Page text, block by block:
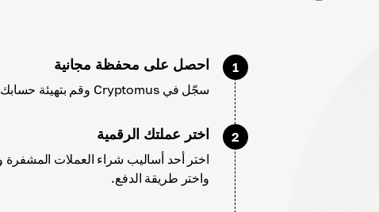
1 احصل على محفظة مجانية
سجّل في Cryptomus وقم بتهيئة حسابك وإعدادات محفظتك.
2 اختر عملتك الرقمية
واختر طريقة الدفع.